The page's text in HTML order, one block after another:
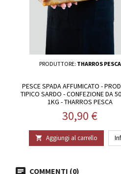
PRODUTTORE: THARROS PESCA
PESCE SPADA AFFUMICATO -
TIPICO SARDO - CONFEZIONE DA
1KG - THARROS PESCA
Prezzo
30,90 €
 Aggiungi al carrello
COMMENTI (0)